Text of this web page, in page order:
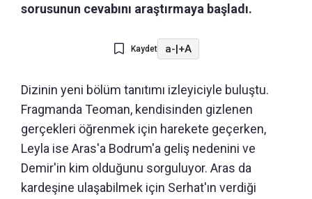
sorusunun cevabını araştırmaya başladı.
Kaydet a-|+A
Dizinin yeni bölüm tanıtımı izleyiciyle buluştu.
Fragmanda Teoman, kendisinden gizlenen
gerçekleri öğrenmek için harekete geçerken,
Leyla ise Aras'a Bodrum'a geliş nedenini ve
Demir'in kim olduğunu sorguluyor. Aras da
kardeşine ulaşabilmek için Serhat'ın verdiği